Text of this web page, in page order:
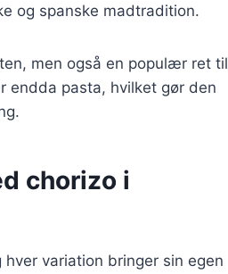
og spanske madtradition.
men også en populær ret til
endda pasta, hvilket gør den
chorizo i
variation bringer sin egen